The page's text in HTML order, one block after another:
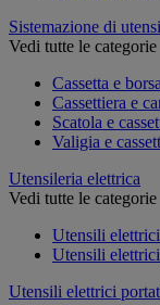
Sistemazione di
Vedi tutte le categorie
Cassetta e borsa
Cassettiera e
Scatola e
Valigia e
Utensileria elettrica
Vedi tutte le categorie
Utensili
Utensili
Utensili elettrici